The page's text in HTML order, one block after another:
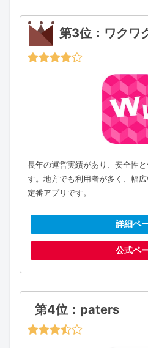
第3位：ワクワ
長年の運営実績があり、安全性
す。地方でも利用者が多く、幅
定番アプリです。
詳細ペ
公式ペ
第4位：paters